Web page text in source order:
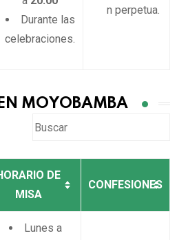
Durante las
celebraciones.
n perpetua.
MOYOBAMBA
DE
MISA
CONFESIONES
Lunes a